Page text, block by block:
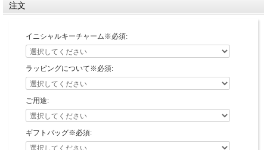
注文
イニシャルキーチャーム※必須:
ラッピングについて※必須:
ご用途:
ギフトバッグ※必須: